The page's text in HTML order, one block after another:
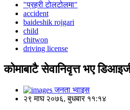
"प्रहरी टोलटोलमा"
accident
baideshik rojgari
child
chitwon
driving license
कोमाबाटै सेवानिवृत्त भए
जनता भ्वाइस
२९ माघ २०७६, बुधबार ११:१४